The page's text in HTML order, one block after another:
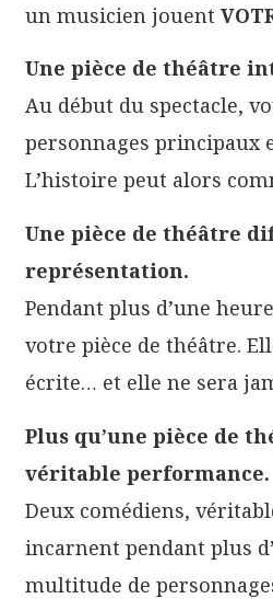
un musicien jouent
Une pièce de théâtre
Au début du spectacle,
personnages principaux
L’histoire peut alors
Une pièce de théâtre
représentation.
Pendant plus d’une
votre pièce de théâtre.
écrite… et elle ne sera
Plus qu’une pièce de
véritable performance.
Deux comédiens,
incarnent pendant plus
multitude de